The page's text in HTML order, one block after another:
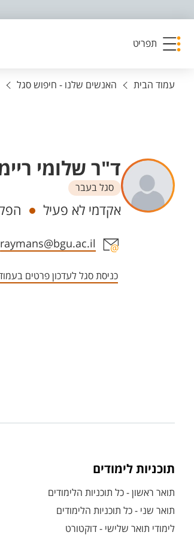
תפריט
עמוד הבית האנשים שלנו - חיפוש סגל
ד"ר שלומי
סגל בעבר
יחידות
אקדמי לא פעיל
אזור צור קשר עם איש
raymans@bgu.ac.il
כניסת סגל לעדכון פרטים
תוכניות לימודים
תואר ראשון - כל תוכניות הלימודים
תואר שני - כל תוכניות הלימודים
לימודי תואר שלישי - דוקטורט